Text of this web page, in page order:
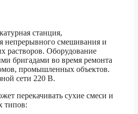
станция,
непрерывного смешивания и
растворов. Оборудование
бригадами во время ремонта
промышленных объектов.
сети 220 В.
перекачивать сухие смеси и
типов: